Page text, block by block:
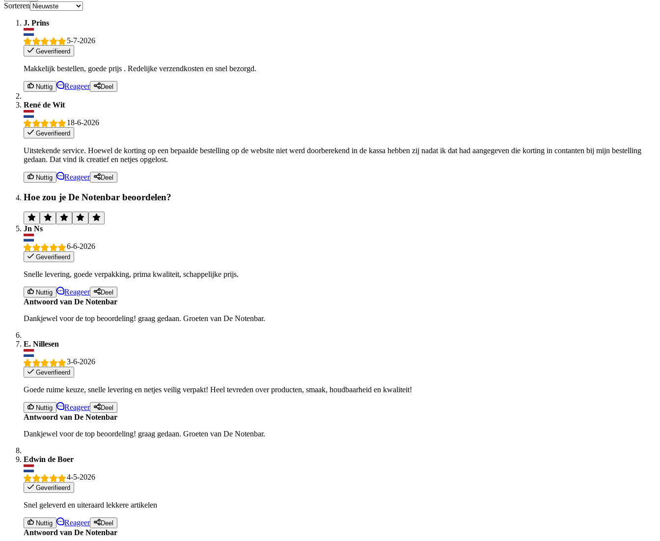
Sorteren
J. Prins
5-7-2026
Geverifieerd
Makkelijk bestellen, goede prijs . Redelijke verzendkosten en snel bezorgd.
Nuttig Reageer Deel
René de Wit
18-6-2026
Geverifieerd
Uitstekende service. Hoewel de korting op een bepaalde bestelling op de website niet werd doorberekend in de kassa hebben zij nadat ik dat had aangegeven die korting in contanten bij mijn bestelling
gedaan. Dat vind ik creatief en netjes opgelost.
Nuttig Reageer Deel
Hoe zou je De Notenbar beoordelen?
Jn Ns
6-6-2026
Geverifieerd
Snelle levering, goede verpakking, prima kwaliteit, schappelijke prijs.
Nuttig Reageer Deel
Antwoord van De Notenbar
Dankjewel voor de top beoordeling! graag gedaan. Groeten van De Notenbar.
E. Nillesen
3-6-2026
Geverifieerd
Goede ruime keuze, snelle levering en netjes veilig verpakt! Heel tevreden over producten, smaak, houdbaarheid en kwaliteit!
Nuttig Reageer Deel
Antwoord van De Notenbar
Dankjewel voor de top beoordeling! graag gedaan. Groeten van De Notenbar.
Edwin de Boer
4-5-2026
Geverifieerd
Snel geleverd en uiteraard lekkere artikelen
Nuttig Reageer Deel
Antwoord van De Notenbar